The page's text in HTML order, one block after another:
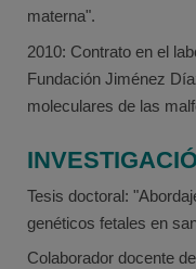
materna".
2010: Contrato en el
Fundación Jiménez
moleculares de las
Tesis doctoral:
genéticos fetales en
Colaborador docente